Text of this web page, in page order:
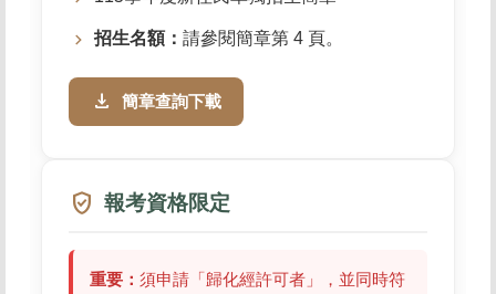
招生名額： 請參閱簡章第 4 頁。
file_download 簡章查詢下載
verified_user 報考資格限定
重要： 須申請「歸化經許可者」，並同時符